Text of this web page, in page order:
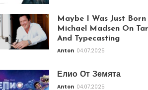
Maybe I Was Just Born
Michael Madsen On
And Typecasting
Anton 04.07.2025
Елио От Земята
Anton 04.07.2025